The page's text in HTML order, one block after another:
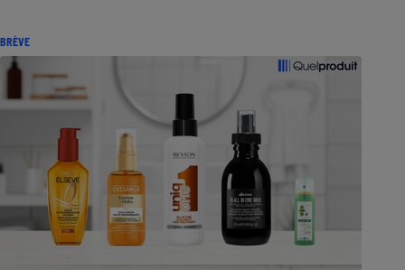
BRÈVE